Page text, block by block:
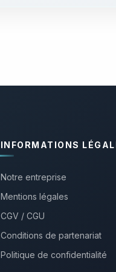
INFORMATIONS
Notre entreprise
Mentions légales
CGV / CGU
Conditions de partenariat
Politique de confidentialité